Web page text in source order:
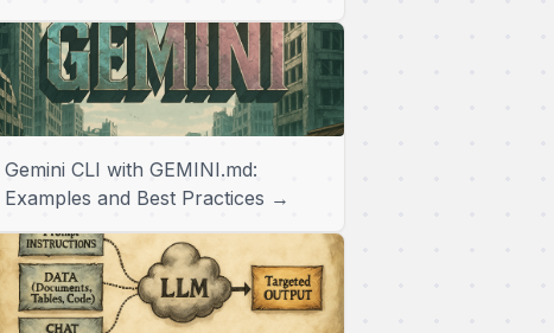
Gemini CLI with GEMINI.md:
Examples and Best Practices →